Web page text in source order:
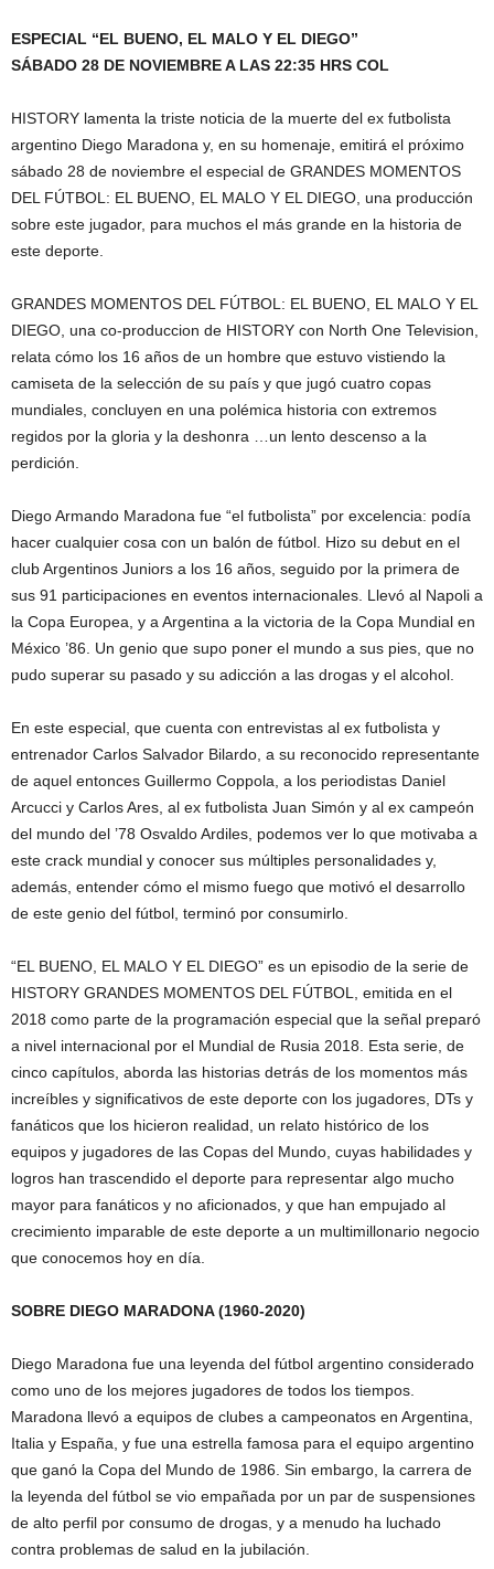
ESPECIAL “EL BUENO, EL MALO Y EL DIEGO”
SÁBADO 28 DE NOVIEMBRE A LAS 22:35 HRS COL
HISTORY lamenta la triste noticia de la muerte del ex futbolista
argentino Diego Maradona y, en su homenaje, emitirá el próximo
sábado 28 de noviembre el especial de GRANDES MOMENTOS
DEL FÚTBOL: EL BUENO, EL MALO Y EL DIEGO, una producción
sobre este jugador, para muchos el más grande en la historia de
este deporte.
GRANDES MOMENTOS DEL FÚTBOL: EL BUENO, EL MALO Y EL
DIEGO, una co-produccion de HISTORY con North One Television,
relata cómo los 16 años de un hombre que estuvo vistiendo la
camiseta de la selección de su país y que jugó cuatro copas
mundiales, concluyen en una polémica historia con extremos
regidos por la gloria y la deshonra …un lento descenso a la
perdición.
Diego Armando Maradona fue “el futbolista” por excelencia: podía
hacer cualquier cosa con un balón de fútbol. Hizo su debut en el
club Argentinos Juniors a los 16 años, seguido por la primera de
sus 91 participaciones en eventos internacionales. Llevó al Napoli a
la Copa Europea, y a Argentina a la victoria de la Copa Mundial en
México ’86. Un genio que supo poner el mundo a sus pies, que no
pudo superar su pasado y su adicción a las drogas y el alcohol.
En este especial, que cuenta con entrevistas al ex futbolista y
entrenador Carlos Salvador Bilardo, a su reconocido representante
de aquel entonces Guillermo Coppola, a los periodistas Daniel
Arcucci y Carlos Ares, al ex futbolista Juan Simón y al ex campeón
del mundo del ’78 Osvaldo Ardiles, podemos ver lo que motivaba a
este crack mundial y conocer sus múltiples personalidades y,
además, entender cómo el mismo fuego que motivó el desarrollo
de este genio del fútbol, terminó por consumirlo.
“EL BUENO, EL MALO Y EL DIEGO” es un episodio de la serie de
HISTORY GRANDES MOMENTOS DEL FÚTBOL, emitida en el
2018 como parte de la programación especial que la señal preparó
a nivel internacional por el Mundial de Rusia 2018. Esta serie, de
cinco capítulos, aborda las historias detrás de los momentos más
increíbles y significativos de este deporte con los jugadores, DTs y
fanáticos que los hicieron realidad, un relato histórico de los
equipos y jugadores de las Copas del Mundo, cuyas habilidades y
logros han trascendido el deporte para representar algo mucho
mayor para fanáticos y no aficionados, y que han empujado al
crecimiento imparable de este deporte a un multimillonario negocio
que conocemos hoy en día.
SOBRE DIEGO MARADONA (1960-2020)
Diego Maradona fue una leyenda del fútbol argentino considerado
como uno de los mejores jugadores de todos los tiempos.
Maradona llevó a equipos de clubes a campeonatos en Argentina,
Italia y España, y fue una estrella famosa para el equipo argentino
que ganó la Copa del Mundo de 1986. Sin embargo, la carrera de
la leyenda del fútbol se vio empañada por un par de suspensiones
de alto perfil por consumo de drogas, y a menudo ha luchado
contra problemas de salud en la jubilación.